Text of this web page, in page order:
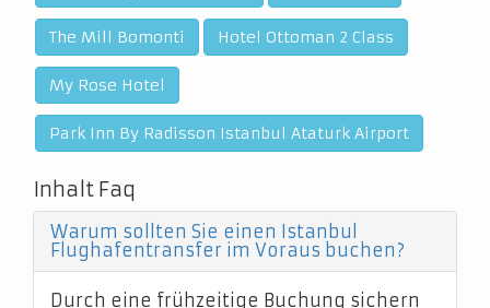
The Mill Bomonti Hotel Ottoman 2 Class
My Rose Hotel
Park Inn By Radisson Istanbul Ataturk Airport
Inhalt Faq
Warum sollten Sie einen Istanbul
Flughafentransfer im Voraus buchen?
Durch eine frühzeitige Buchung sichern